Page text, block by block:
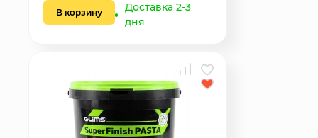
В корзину
Доставка 2-3
дня